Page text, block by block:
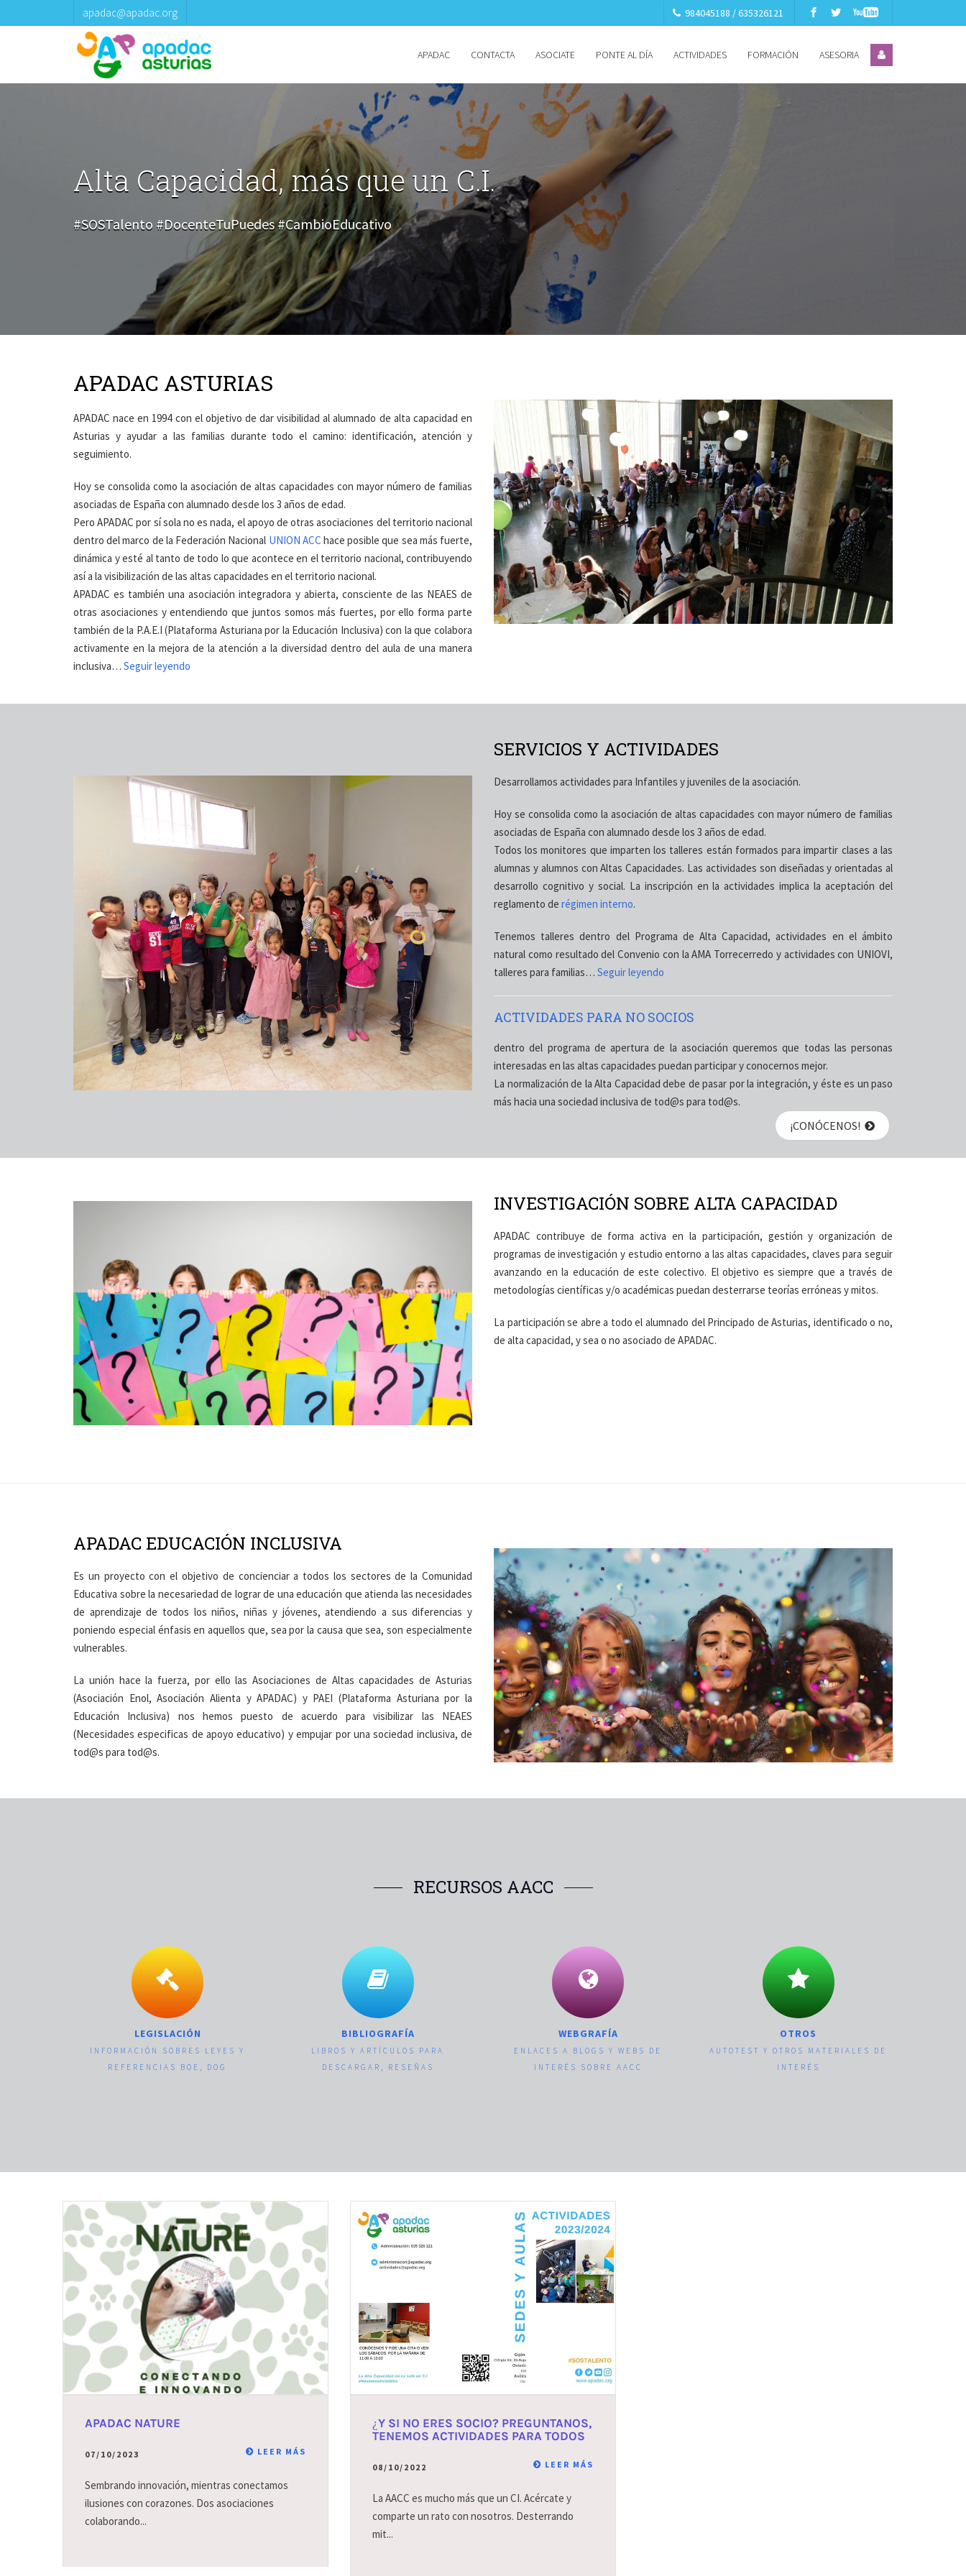
apadac@apadac.org 984045188 / 635326121
APADAC CONTACTA ASOCIATE PONTE AL DÍA ACTIVIDADES FORMACIÓN ASESORIA
Alta Capacidad, más que un C.I.
#SOSTalento #DocenteTuPuedes #CambioEducativo
APADAC ASTURIAS
APADAC nace en 1994 con el objetivo de dar visibilidad al alumnado de alta capacidad en
Asturias y ayudar a las familias durante todo el camino: identificación, atención y
seguimiento.
Hoy se consolida como la asociación de altas capacidades con mayor número de familias
asociadas de España con alumnado desde los 3 años de edad.
Pero APADAC por sí sola no es nada, el apoyo de otras asociaciones del territorio nacional
dentro del marco de la Federación Nacional UNION ACC hace posible que sea más fuerte,
dinámica y esté al tanto de todo lo que acontece en el territorio nacional, contribuyendo
así a la visibilización de las altas capacidades en el territorio nacional.
APADAC es también una asociación integradora y abierta, consciente de las NEAES de
otras asociaciones y entendiendo que juntos somos más fuertes, por ello forma parte
también de la P.A.E.I (Plataforma Asturiana por la Educación Inclusiva) con la que colabora
activamente en la mejora de la atención a la diversidad dentro del aula de una manera
inclusiva… Seguir leyendo
SERVICIOS Y ACTIVIDADES
Desarrollamos actividades para Infantiles y juveniles de la asociación.
Hoy se consolida como la asociación de altas capacidades con mayor número de familias
asociadas de España con alumnado desde los 3 años de edad.
Todos los monitores que imparten los talleres están formados para impartir clases a las
alumnas y alumnos con Altas Capacidades. Las actividades son diseñadas y orientadas al
desarrollo cognitivo y social. La inscripción en la actividades implica la aceptación del
reglamento de régimen interno.
Tenemos talleres dentro del Programa de Alta Capacidad, actividades en el ámbito
natural como resultado del Convenio con la AMA Torrecerredo y actividades con UNIOVI,
talleres para familias… Seguir leyendo
ACTIVIDADES PARA NO SOCIOS
dentro del programa de apertura de la asociación queremos que todas las personas
interesadas en las altas capacidades puedan participar y conocernos mejor.
La normalización de la Alta Capacidad debe de pasar por la integración, y éste es un paso
más hacia una sociedad inclusiva de tod@s para tod@s.
¡CONÓCENOS!
INVESTIGACIÓN SOBRE ALTA CAPACIDAD
APADAC contribuye de forma activa en la participación, gestión y organización de
programas de investigación y estudio entorno a las altas capacidades, claves para seguir
avanzando en la educación de este colectivo. El objetivo es siempre que a través de
metodologías científicas y/o académicas puedan desterrarse teorías erróneas y mitos.
La participación se abre a todo el alumnado del Principado de Asturias, identificado o no,
de alta capacidad, y sea o no asociado de APADAC.
APADAC EDUCACIÓN INCLUSIVA
Es un proyecto con el objetivo de concienciar a todos los sectores de la Comunidad
Educativa sobre la necesariedad de lograr de una educación que atienda las necesidades
de aprendizaje de todos los niños, niñas y jóvenes, atendiendo a sus diferencias y
poniendo especial énfasis en aquellos que, sea por la causa que sea, son especialmente
vulnerables.
La unión hace la fuerza, por ello las Asociaciones de Altas capacidades de Asturias
(Asociación Enol, Asociación Alienta y APADAC) y PAEI (Plataforma Asturiana por la
Educación Inclusiva) nos hemos puesto de acuerdo para visibilizar las NEAES
(Necesidades especificas de apoyo educativo) y empujar por una sociedad inclusiva, de
tod@s para tod@s.
RECURSOS AACC
LEGISLACIÓN
INFORMACIÓN SOBRES LEYES Y
REFERENCIAS BOE, DOG
BIBLIOGRAFÍA
LIBROS Y ARTÍCULOS PARA
DESCARGAR, RESEÑAS
WEBGRAFÍA
ENLACES A BLOGS Y WEBS DE
INTERÉS SOBRE AACC
OTROS
AUTOTEST Y OTROS MATERIALES DE
INTERÉS
APADAC NATURE
07/10/2023 LEER MÁS
Sembrando innovación, mientras conectamos
ilusiones con corazones. Dos asociaciones
colaborando...
¿Y SI NO ERES SOCIO? PREGUNTANOS,
TENEMOS ACTIVIDADES PARA TODOS
08/10/2022 LEER MÁS
La AACC es mucho más que un CI. Acércate y
comparte un rato con nosotros. Desterrando
mit...